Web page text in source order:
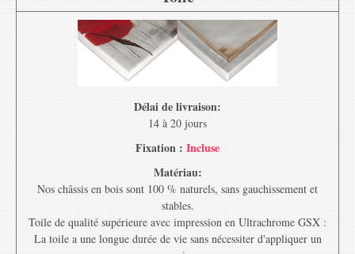
Délai de livraison:
14 à 20 jours
Fixation : Incluse
Matériau:
Nos châssis en bois sont 100 % naturels, sans gauchissement et
stables.
Toile de qualité supérieure avec impression en Ultrachrome GSX :
La toile a une longue durée de vie sans nécessiter d'appliquer un